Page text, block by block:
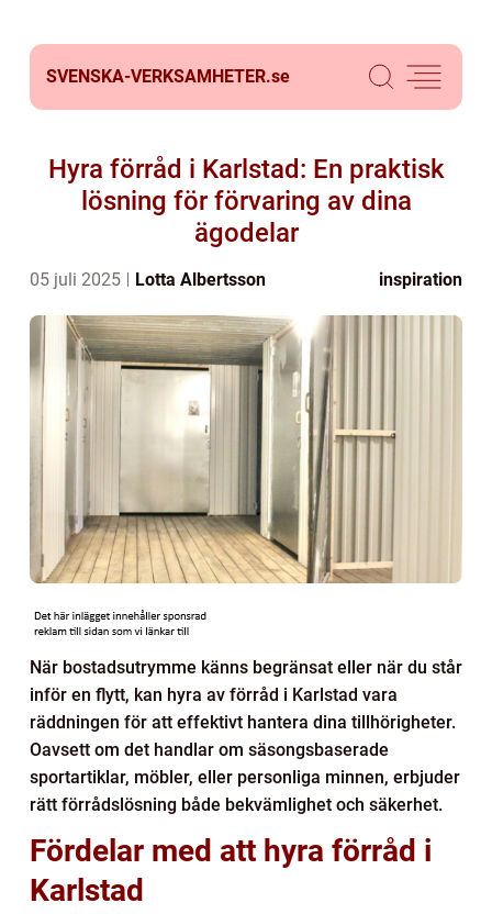
SVENSKA-VERKSAMHETER.se
Hyra förråd i Karlstad: En praktisk
lösning för förvaring av dina
ägodelar
05 juli 2025 Lotta Albertsson inspiration
När bostadsutrymme känns begränsat eller när du står
inför en flytt, kan hyra av förråd i Karlstad vara
räddningen för att effektivt hantera dina tillhörigheter.
Oavsett om det handlar om säsongsbaserade
sportartiklar, möbler, eller personliga minnen, erbjuder
rätt förrådslösning både bekvämlighet och säkerhet.
Fördelar med att hyra förråd i
Karlstad